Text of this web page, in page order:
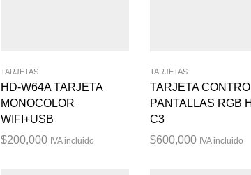
TARJETAS
HD-W64A TARJETA
MONOCOLOR
WIFI+USB
$200,000 IVA incluido
TARJETAS
TARJETA
PANTALLAS RGB
C3
$600,000 IVA incluido